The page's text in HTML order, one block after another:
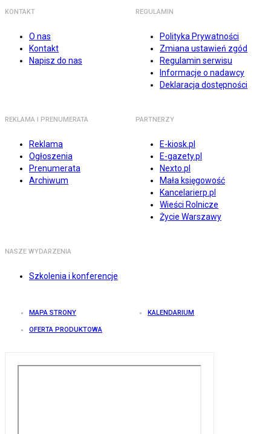
KONTAKT
O nas
Kontakt
Napisz do nas
REGULAMIN
Polityka Prywatności
Zmiana ustawień zgód
Regulamin serwisu
Informacje o nadawcy
Deklaracja dostępności
REKLAMA I PRENUMERATA
Reklama
Ogłoszenia
Prenumerata
Archiwum
PARTNERZY
E-kiosk.pl
E-gazety.pl
Nexto.pl
Mała księgowość
Kancelarierp.pl
Wieści Rolnicze
Życie Warszawy
NASZE WYDARZENIA
Szkolenia i konferencje
MAPA STRONY KALENDARIUM
OFERTA PRODUKTOWA